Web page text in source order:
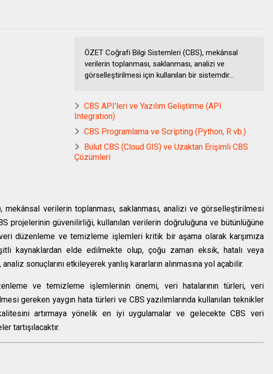
ÖZET Coğrafi Bilgi Sistemleri (CBS), mekânsal
verilerin toplanması, saklanması, analizi ve
görselleştirilmesi için kullanılan bir sistemdir...
CBS API'leri ve Yazılım Geliştirme (API
Integration)
CBS Programlama ve Scripting (Python, R vb.)
Bulut CBS (Cloud GIS) ve Uzaktan Erişimli CBS
Çözümleri
mekânsal verilerin toplanması, saklanması, analizi ve görselleştirilmesi
projelerinin güvenilirliği, kullanılan verilerin doğruluğuna ve bütünlüğüne
veri düzenleme ve temizleme işlemleri kritik bir aşama olarak karşımıza
kaynaklardan elde edilmekte olup, çoğu zaman eksik, hatalı veya
sonuçlarını etkileyerek yanlış kararların alınmasına yol açabilir.
ve temizleme işlemlerinin önemi, veri hatalarının türleri, veri
gereken yaygın hata türleri ve CBS yazılımlarında kullanılan teknikler
artırmaya yönelik en iyi uygulamalar ve gelecekte CBS veri
tartışılacaktır.